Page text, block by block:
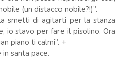
(un distacco nobile?!)”.
smetti di agitarti per la stanza
io stavo per fare il pisolino. Ora
piano ti calmi”. +
santa pace.